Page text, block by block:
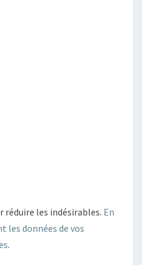
réduire les indésirables. En
les données de vos
.